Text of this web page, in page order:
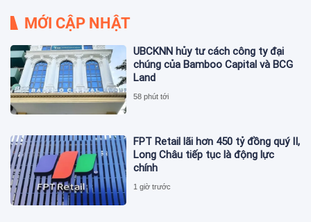
MỚI CẬP NHẬT
UBCKNN hủy tư cách công ty đại
chúng của Bamboo Capital và BCG
Land
58 phút tới
FPT Retail lãi hơn 450 tỷ đồng quý II,
Long Châu tiếp tục là động lực
chính
1 giờ trước